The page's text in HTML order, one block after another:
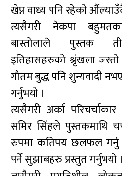
खेप्न वाध्य पनि रहेको
त्यसैगरी नेकपा
बास्तोलाले पुस्तक
इतिहासहरुको श्रृंखला
गौतम बुद्ध पनि शुन्यवादी
गर्नुभयो ।
त्यसैगरी अर्का
समिर सिंहले पुस्तकमाथि
रुपमा कतिपय छलफल गर्नु
पर्ने सुझाबहरु प्रस्तुत गर्नुभयो ।